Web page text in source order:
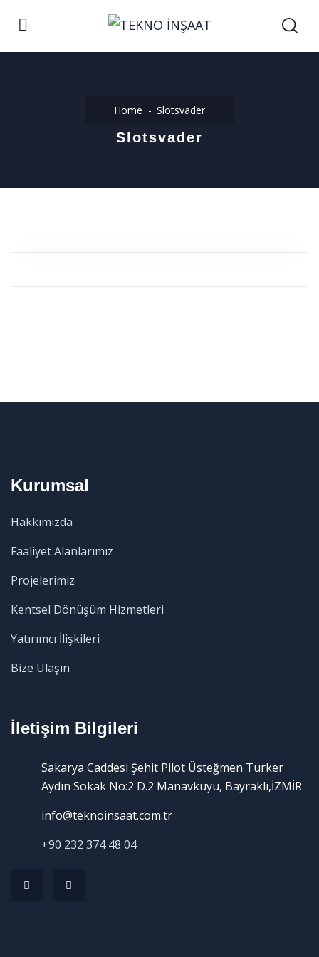
Home Slotsvader
Slotsvader
Kurumsal
Hakkımızda
Faaliyet Alanlarımız
Projelerimiz
Kentsel Dönüşüm Hizmetleri
Yatırımcı İlişkileri
Bize Ulaşın
İletişim Bilgileri
Sakarya Caddesi Şehit Pilot Üsteğmen Türker
Aydın Sokak No:2 D.2 Manavkuyu, Bayraklı,İZMİR
info@teknoinsaat.com.tr
+90 232 374 48 04